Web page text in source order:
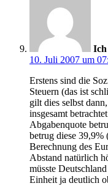
Ich
10. Juli 2007 um
Erstens sind die
Steuern (das ist
gilt dies selbst
insgesamt
Abgabenquote
betrug diese 39,9%
Berechnung des
Abstand natürlich
müsste
Einheit ja deutlich